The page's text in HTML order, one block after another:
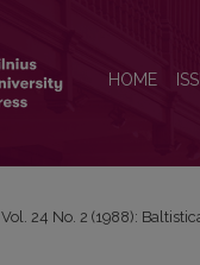
HOME
Vol. 24 No. 2 (1988):